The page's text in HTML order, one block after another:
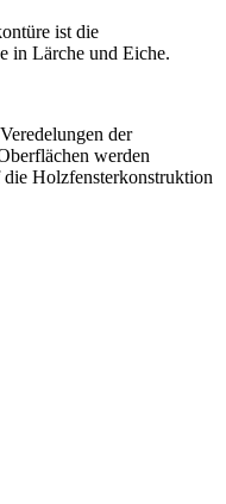
ist die
in Lärche und Eiche.
der
werden
Holzfensterkonstruktion